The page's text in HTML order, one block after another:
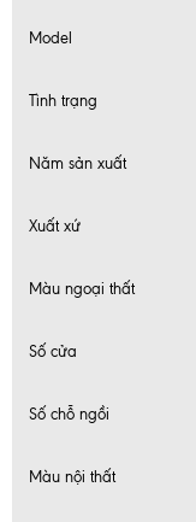
Model
Tình trạng
Năm sản xuất
Xuất xứ
Màu ngoại thất
Số cửa
Số chỗ ngồi
Màu nội thất